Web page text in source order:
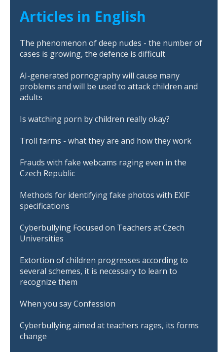
Articles in English
The phenomenon of deep nudes - the number of
cases is growing, the defence is difficult
AI-generated pornography will cause many
problems and will be used to attack children and
adults
Is watching porn by children really okay?
Troll farms - what they are and how they work
Frauds with fake webcams raging even in the
Czech Republic
Methods for identifying fake photos with EXIF
specifications
Cyberbullying Focused on Teachers at Czech
Universities
Extortion of children progresses according to
several schemes, it is necessary to learn to
recognize them
When you say Confession
Cyberbullying aimed at teachers rages, its forms
change